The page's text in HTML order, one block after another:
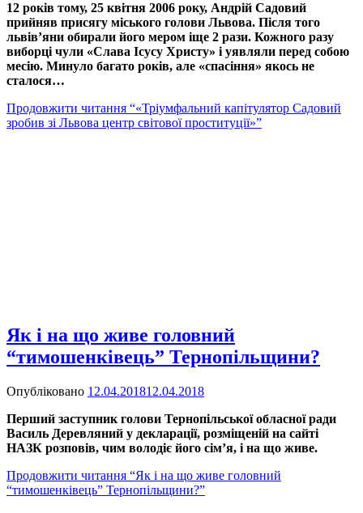
12 років тому, 25 квітня 2006 року, Андрій Садовий
прийняв присягу міського голови Львова. Після того
львів’яни обирали його мером іще 2 рази. Кожного разу
виборці чули «Слава Ісусу Христу» і уявляли перед собою
месію. Минуло багато років, але «спасіння» якось не
сталося…
Продовжити читання “«Тріумфальний капітулятор Садовий
зробив зі Львова центр світової проституції»”
Як і на що живе головний
“тимошенківець” Тернопільщини?
Опубліковано 12.04.201812.04.2018
Перший заступник голови Тернопільської обласної ради
Василь Деревляний у декларації, розміщеній на сайті
НАЗК розповів, чим володіє його сім’я, і на що живе.
Продовжити читання “Як і на що живе головний
“тимошенківець” Тернопільщини?”